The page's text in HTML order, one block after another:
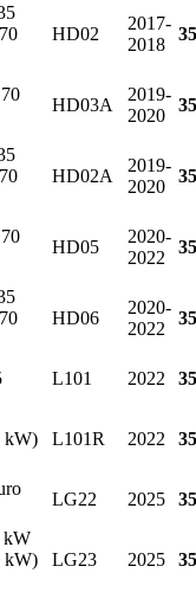
HD02
2017-
2018
35
HD03A
2019-
2020
35
HD02A
2019-
2020
35
HD05
2020-
2022
35
HD06
2020-
2022
35
L101 2022 35
kW)
L101R 2022 35
LG22 2025 35
kW
kW)
LG23 2025 35